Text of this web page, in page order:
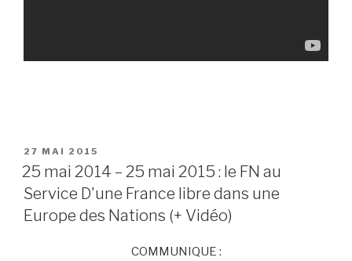
PUBLIÉ
LE
27 MAI 2015
25 mai 2014 – 25 mai 2015 : le FN au
Service D'une France libre dans une
Europe des Nations (+ Vidéo)
COMMUNIQUE :